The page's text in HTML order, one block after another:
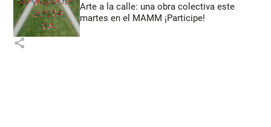
Arte a la calle: una obra colectiva este
martes en el MAMM ¡Participe!
share